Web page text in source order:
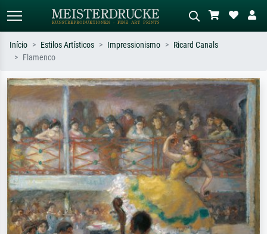
Pesquise por artista, título ou estilo –
ex: Monet, Noite Estrelada,
impressionismo, onda de Hokusai, nu.
Descreva a cena – ex: prado verde,
abstrato com muito vermelho, pintura
a óleo escura, nu em pé ao lado de
uma árvore.
Início Estilos Artísticos Impressionismo
Ricard Canals
Flamenco